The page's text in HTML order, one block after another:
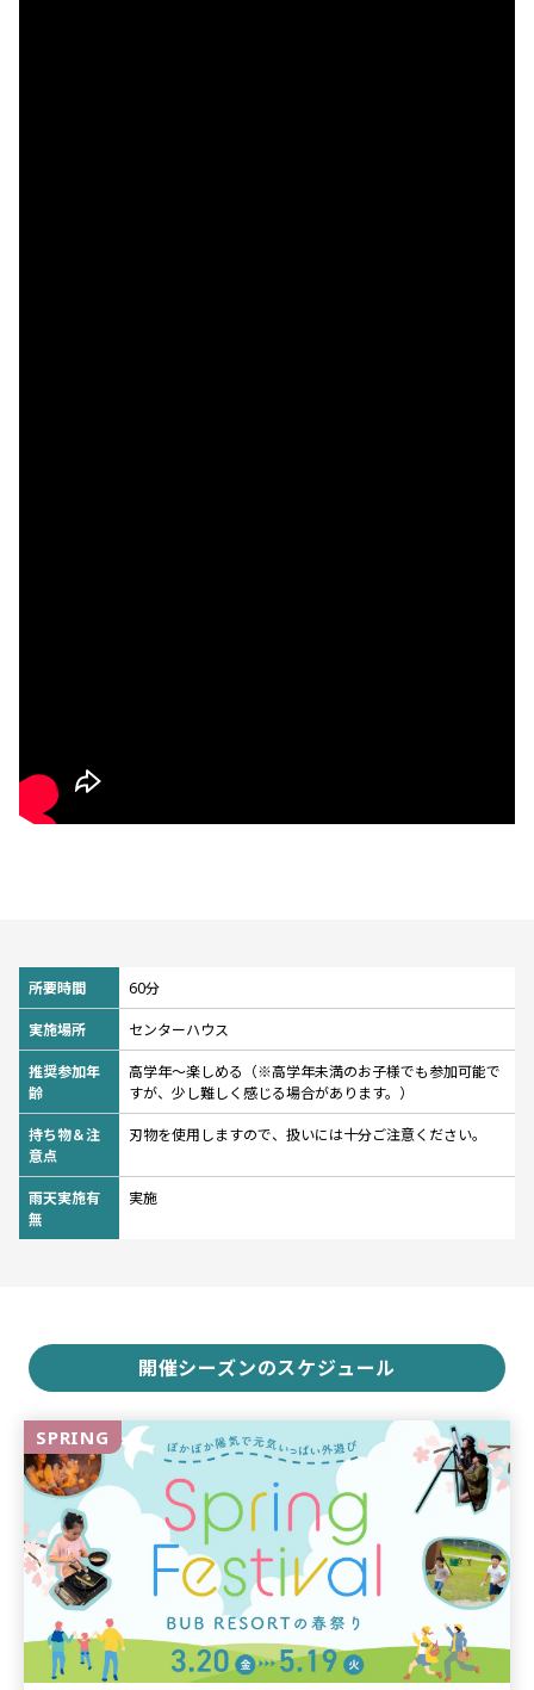
所要時間 60分
実施場所 センターハウス
推奨参加年
齢
高学年～楽しめる（※高学年未満のお子様でも参加可能で
すが、少し難しく感じる場合があります。）
持ち物＆注
意点
刃物を使用しますので、扱いには十分ご注意ください。
雨天実施有
無
実施
開催シーズンのスケジュール
SPRING